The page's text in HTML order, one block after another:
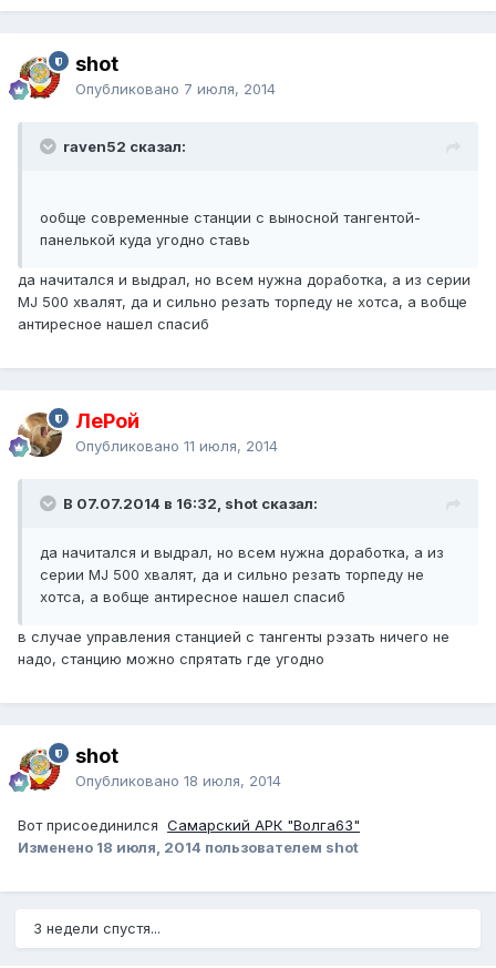
shot
Опубликовано 7 июля, 2014
raven52 сказал:
ообще современные станции с выносной тангентой-
панелькой куда угодно ставь
да начитался и выдрал, но всем нужна доработка, а из серии
MJ 500 хвалят, да и сильно резать торпеду не хотса, а вобще
антиресное нашел спасиб
ЛеРой
Опубликовано 11 июля, 2014
В 07.07.2014 в 16:32, shot сказал:
да начитался и выдрал, но всем нужна доработка, а из
серии MJ 500 хвалят, да и сильно резать торпеду не
хотса, а вобще антиресное нашел спасиб
в случае управления станцией с тангенты рэзать ничего не
надо, станцию можно спрятать где угодно
shot
Опубликовано 18 июля, 2014
Вот присоединился Самарский АРК "Волга63"
Изменено 18 июля, 2014 пользователем shot
3 недели спустя...